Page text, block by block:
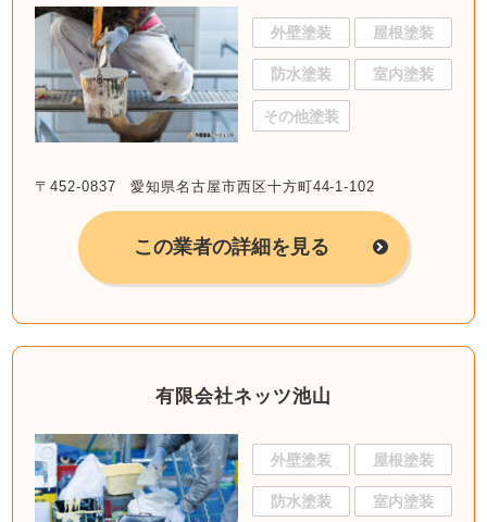
外壁塗装 屋根塗装
防水塗装 室内塗装
その他塗装
〒452-0837 愛知県名古屋市西区十方町44-1-102
この業者の詳細を見る
有限会社ネッツ池山
外壁塗装 屋根塗装
防水塗装 室内塗装